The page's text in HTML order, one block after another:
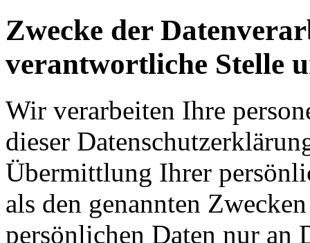
Zwecke der
verantwortliche Stelle
Wir verarbeiten Ihre
dieser
Übermittlung Ihrer
als den genannten
persönlichen Daten nur an